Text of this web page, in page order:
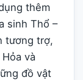
thêm
sinh Thổ –
tương trợ,
và
đồ vật